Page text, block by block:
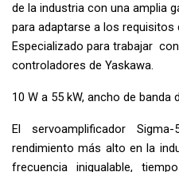
de la industria con una amplia
para adaptarse a los requisitos
Especializado para trabajar
controladores de Yaskawa.
10 W a 55 kW, ancho de banda
El servoamplificador
rendimiento más alto en la
frecuencia inigualable,